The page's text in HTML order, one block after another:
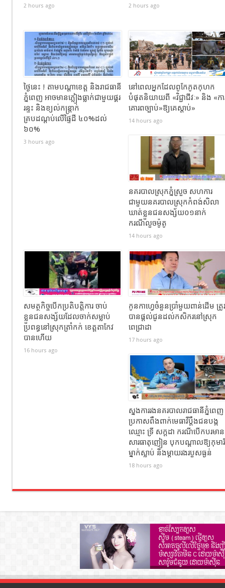
2 hours ago 2 hours ago
ថ្ងៃនេះ ! តាមបណ្តាខេត្ត និងរាជធានី
ភ្នំពេញ អាចមានភ្លៀងធ្លាក់ជាមួយផ្គរ
រន្ទះ និងខ្យល់កន្ត្រាក់
គ្របដណ្តប់លើផ្ទៃដី ៤០%ដល់
៦០%
3 hours ago
នៅពេលអ្នកដែលពូកែភូតកុហក
បំផុតនិយាយពី «វិជ្ជាជីវៈ» និង «កា
គោរពច្បាប់»ឱ្យគេស្តាប់»
14 hours ago
នគរបាលស្រុកភ្នំស្រួច សហការ
ជាមួយនគរបាលស្រុកកំពង់សិលា
ឃាត់ខ្លួនជនសង្ស័យ០១នាក់
ករណីលួចម៉ូតូ
14 hours ago
សមត្ថកិច្ចបើកប្រតិបត្តិការ ចាប់
ខ្លួនជនសង្ស័យដែលចាក់សម្លាប់
ប្រពន្ធនៅស្រុកត្រាំកក់ ខេត្តតាកែវ
បានហេីយ
16 hours ago
កូនកាហ្វេចំនួនប្រាំមួយពាន់ដើម ត្រូ
បានផ្តល់ជូនដល់កសិករនៅស្រុក
ពេជ្រាដា
17 hours ago
ស្នងការរងនគរបាលរាជធានីភ្នំពេញ
ប្រកាសពឹងពាក់មេធាវីប្តឹងជនបង្ក
ឈ្មោះ ទ្រី សក្ដដា ករណីបើកបរមាន
សារធាតុញៀន បុកបណ្តាលឱ្យកុមារី
ម្នាក់ស្លាប់ និងម្តាយរងរបួសធ្ងន់
18 hours ago